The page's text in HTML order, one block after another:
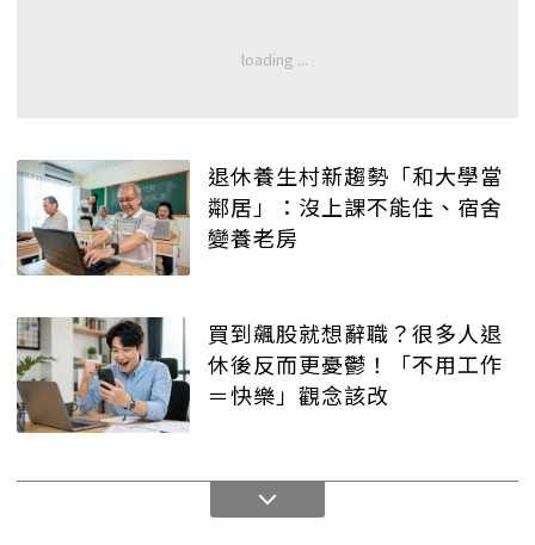
退休養生村新趨勢「和大學當
鄰居」：沒上課不能住、宿舍
變養老房
買到飆股就想辭職？很多人退
休後反而更憂鬱！「不用工作
＝快樂」觀念該改